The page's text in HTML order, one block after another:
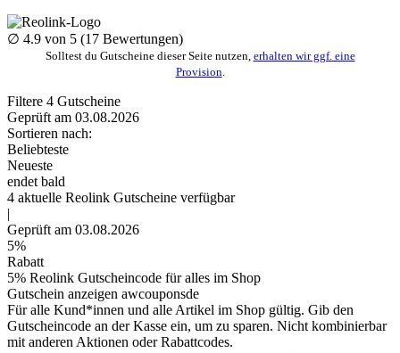
∅ 4.9 von 5 (17 Bewertungen)
Solltest du Gutscheine dieser Seite nutzen, erhalten wir ggf. eine
Provision
Filtere 4 Gutscheine
Geprüft am 03.08.2026
Sortieren nach:
Beliebteste
Neueste
endet bald
4 aktuelle Reolink Gutscheine verfügbar
|
Geprüft am 03.08.2026
5%
Rabatt
5% Reolink Gutscheincode für alles im Shop
Gutschein anzeigen awcouponsde
Für alle Kund*innen und alle Artikel im Shop gültig. Gib den
Gutscheincode an der Kasse ein, um zu sparen. Nicht kombinierbar
mit anderen Aktionen oder Rabattcodes.